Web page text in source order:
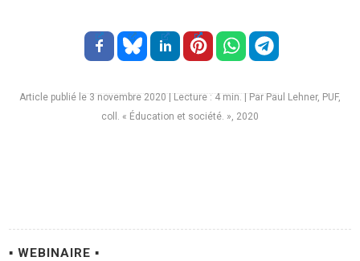
Article publié le 3 novembre 2020|Lecture : 4 min. | Par Paul Lehner, PUF,
coll. « Éducation et société. », 2020
▪ WEBINAIRE ▪